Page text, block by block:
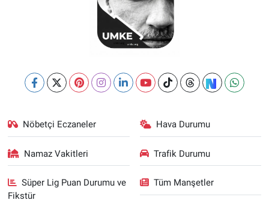
Nöbetçi Eczaneler Hava Durumu
Namaz Vakitleri Trafik Durumu
Süper Lig Puan Durumu ve
Fikstür
Tüm Manşetler